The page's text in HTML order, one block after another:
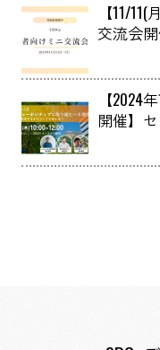
【11/
交流会
【2024
開催】
ブに取